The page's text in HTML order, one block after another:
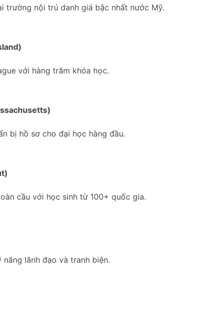
trường nội trú danh giá bậc nhất nước Mỹ.
với hàng trăm khóa học.
bị hồ sơ cho đại học hàng đầu.
cầu với học sinh từ 100+ quốc gia.
lãnh đạo và tranh biện.